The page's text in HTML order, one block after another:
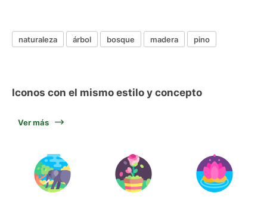
naturaleza árbol bosque madera pino
Iconos con el mismo estilo y concepto
Ver más